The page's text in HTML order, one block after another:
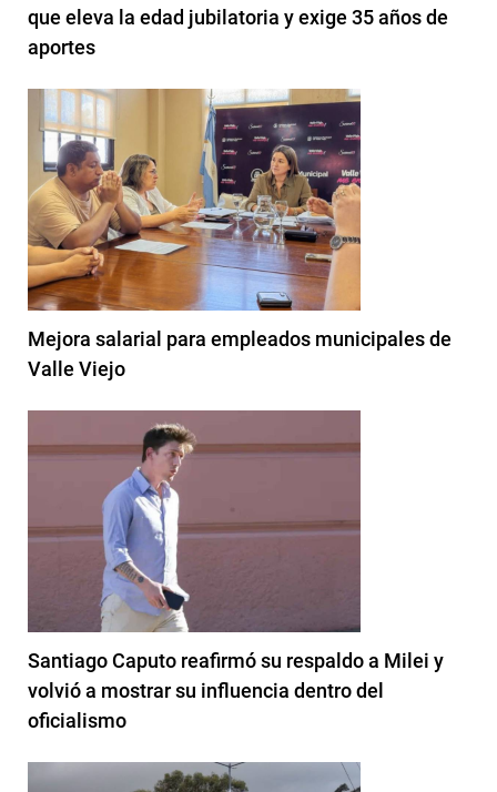
que eleva la edad jubilatoria y exige 35 años de
aportes
Mejora salarial para empleados municipales de
Valle Viejo
Santiago Caputo reafirmó su respaldo a Milei y
volvió a mostrar su influencia dentro del
oficialismo